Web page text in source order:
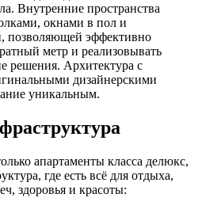
Внутренние пространства
окнами в пол и
позволяющей эффективно
метр и реализовывать
решения. Архитектура с
дизайнерскими
уникальным.
апартаменты класса делюкс,
где есть всё для отдыха,
здоровья и красоты: